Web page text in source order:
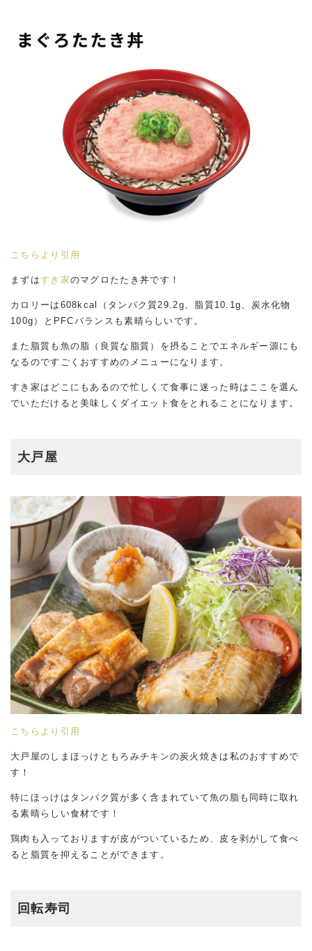
こちらより引用
まずはすき家のマグロたたき丼です！
カロリーは608kcal（タンパク質29.2g、脂質10.1g、炭水化物
100g）とPFCバランスも素晴らしいです。
また脂質も魚の脂（良質な脂質）を摂ることでエネルギー源にも
なるのですごくおすすめのメニューになります。
すき家はどこにもあるので忙しくて食事に迷った時はここを選ん
でいただけると美味しくダイエット食をとれることになります。
大戸屋
こちらより引用
大戸屋のしまほっけともろみチキンの炭火焼きは私のおすすめで
す！
特にほっけはタンパク質が多く含まれていて魚の脂も同時に取れ
る素晴らしい食材です！
鶏肉も入っておりますが皮がついているため、皮を剥がして食べ
ると脂質を抑えることができます。
回転寿司